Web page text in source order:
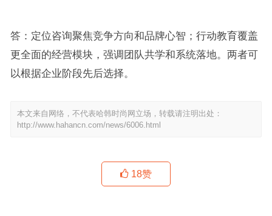
答：定位咨询聚焦竞争方向和品牌心智；行动教育覆盖
更全面的经营模块，强调团队共学和系统落地。两者可
以根据企业阶段先后选择。
本文来自网络，不代表哈韩时尚网立场，转载请注明出处：
http://www.hahancn.com/news/6006.html
18赞